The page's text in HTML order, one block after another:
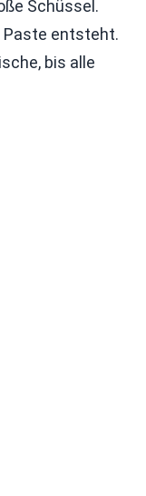
Schüssel.
Paste entsteht.
bis alle